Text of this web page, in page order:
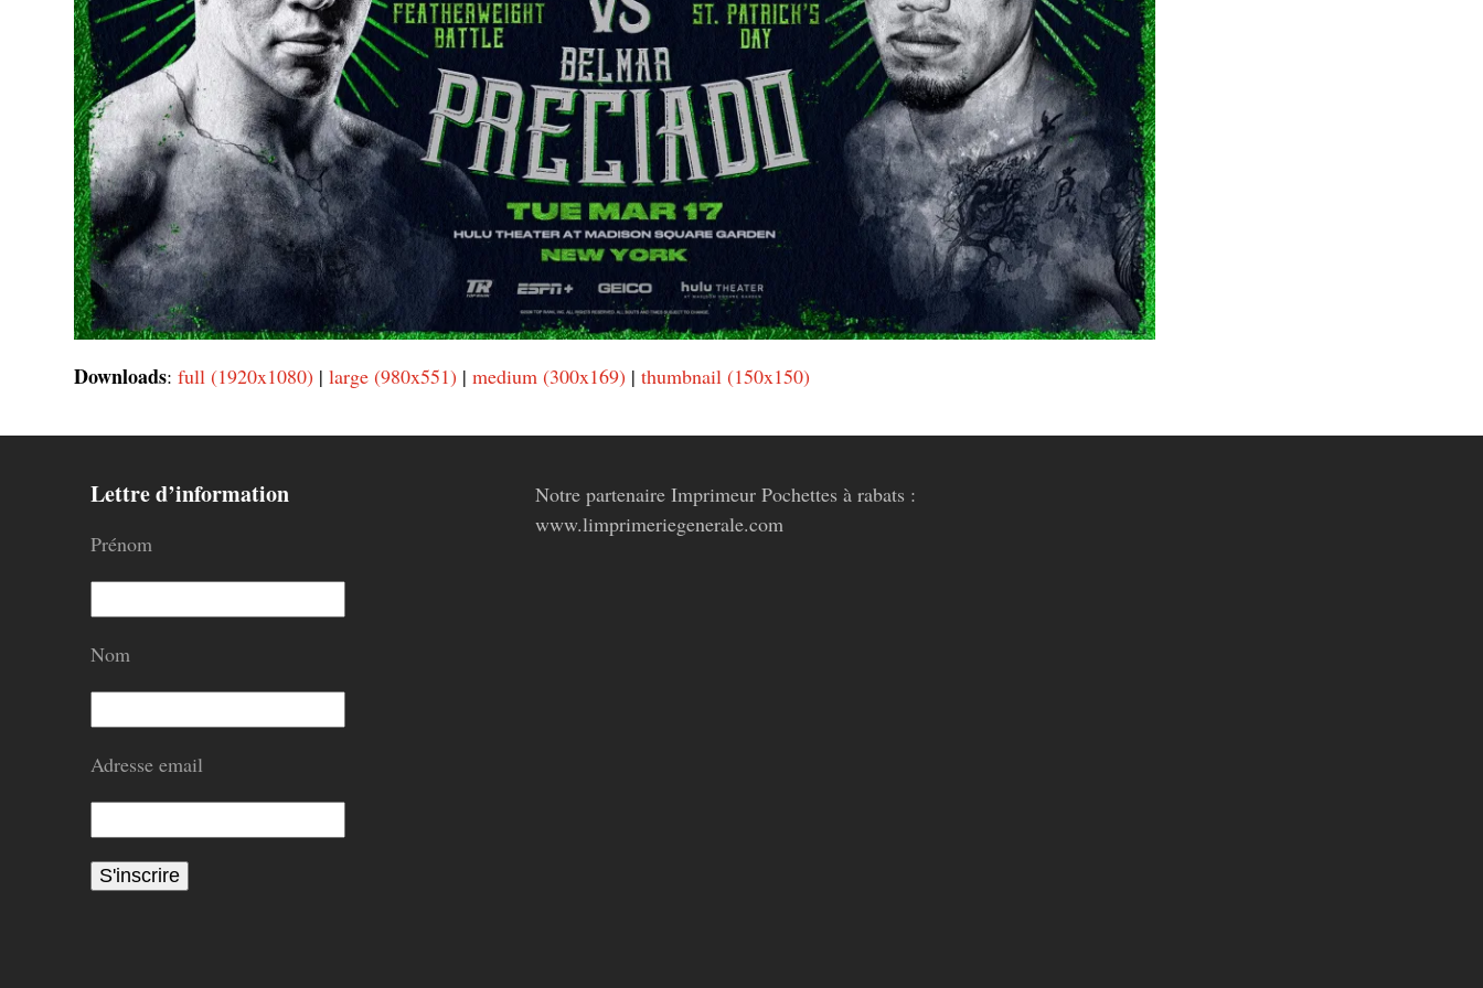
Downloads:full (1920x1080) |large (980x551) |medium (300x169) |thumbnail (150x150)
Lettre d’information
Prénom
Nom
Adresse email
Notre partenaire Imprimeur Pochettes à rabats :
www.limprimeriegenerale.com